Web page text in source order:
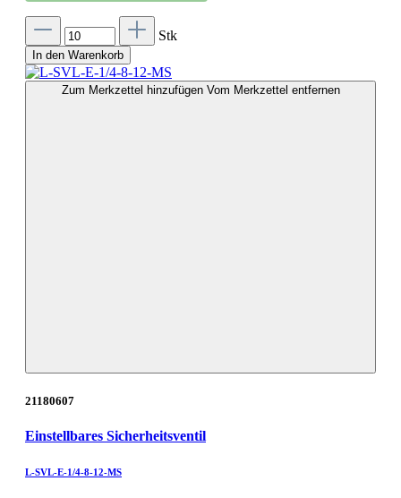
Stk
In den Warenkorb
Zum Merkzettel hinzufügen Vom Merkzettel entfernen
21180607
Einstellbares Sicherheitsventil
L-SVL-E-1/4-8-12-MS